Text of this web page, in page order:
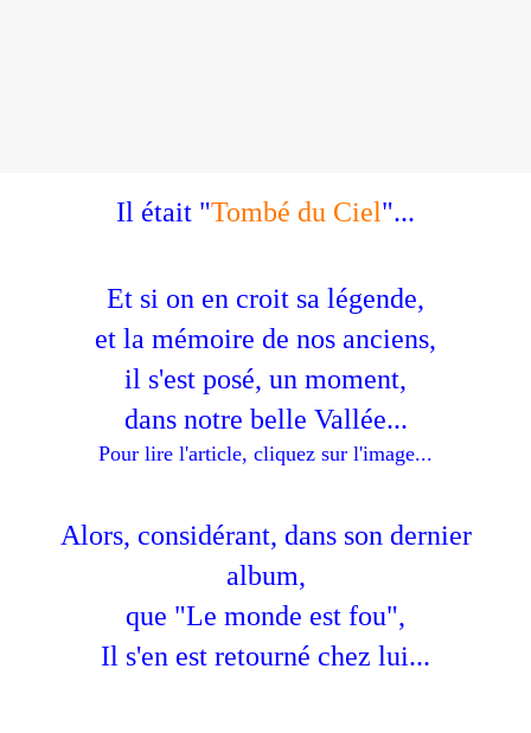
Il était "Tombé du Ciel"...
Et si on en croit sa légende,
et la mémoire de nos anciens,
il s'est posé, un moment,
dans notre belle Vallée...
Pour lire l'article, cliquez sur l'image...
Alors, considérant, dans son dernier
album,
que "Le monde est fou",
Il s'en est retourné chez lui...